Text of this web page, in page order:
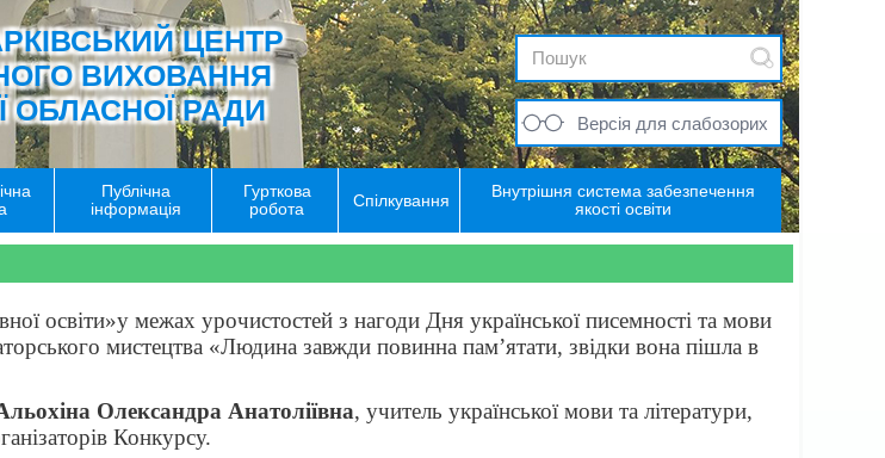
ЦЕНТР
ВИХОВАННЯ
ОБЛАСНОЇ РАДИ
Версія для слабозорих
Публічна
інформація
Гурткова
робота
Спілкування
Внутрішня система забезпечення
якості освіти
освіти»у межах урочистостей з нагоди Дня української писемності та мови
мистецтва «Людина завжди повинна пам’ятати, звідки вона пішла в
Олександра Анатоліївна, учитель української мови та літератури,
Конкурсу.